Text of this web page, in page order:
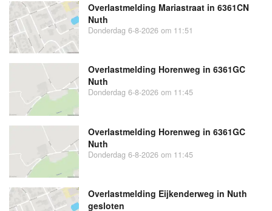
Overlastmelding Mariastraat in 6361CN
Nuth
Donderdag 6-8-2026 om 11:51
Overlastmelding Horenweg in 6361GC
Nuth
Donderdag 6-8-2026 om 11:45
Overlastmelding Horenweg in 6361GC
Nuth
Donderdag 6-8-2026 om 11:45
Overlastmelding Eijkenderweg in Nuth
gesloten